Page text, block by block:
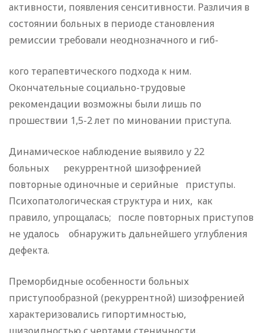
активности, появления сенситивности. Различия в
состоянии больных в периоде становления
ремиссии требовали неоднозначного и гиб-
кого терапевтического подхода к ним.
Окончательные социально-трудовые
рекомендации возможны были лишь по
прошествии 1,5-2 лет по миновании приступа.
Динамическое наблюдение выявило у 22
больных рекур­рентной шизофренией
повторные одиночные и серийные прис­тупы.
Психопатологическая структура и них, как
правило, упрощалась; после повторных приступов
не удалось обнару­жить дальнейшего углубления
дефекта.
Преморбидные особенности больных
приступообразной (ре­куррентной) шизофренией
характеризовались гипортимностью,